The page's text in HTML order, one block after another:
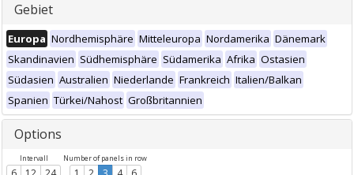
Gebiet
Europa Nordhemisphäre Mitteleuropa Nordamerika Dänemark
Skandinavien Südhemisphäre Südamerika Afrika Ostasien
Südasien Australien Niederlande Frankreich Italien/Balkan
Spanien Türkei/Nahost Großbritannien
Options
Intervall Number of panels in row